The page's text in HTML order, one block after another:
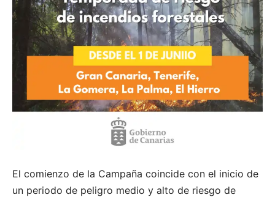
El comienzo de la Campaña coincide con el inicio de
un periodo de peligro medio y alto de riesgo de